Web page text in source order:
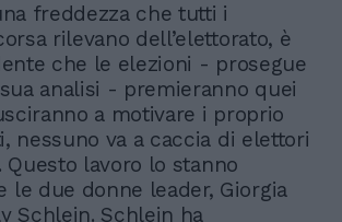
freddezza che tutti i
rilevano dell’elettorato, è
che le elezioni - prosegue
analisi - premieranno quei
a motivare i proprio
nessuno va a caccia di elettori
lavoro lo stanno
le due donne leader, Giorgia
Schlein. Schlein ha